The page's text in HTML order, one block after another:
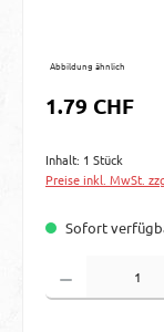
Abbildung ähnlich
Regulärer Preis:
1.79 CHF
Inhalt: 1 Stück
Preise inkl. MwSt.
Sofort
Produkt Anzahl: